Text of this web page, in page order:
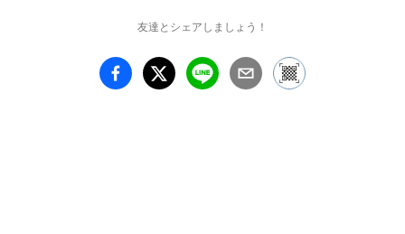
友達とシェアしましょう！